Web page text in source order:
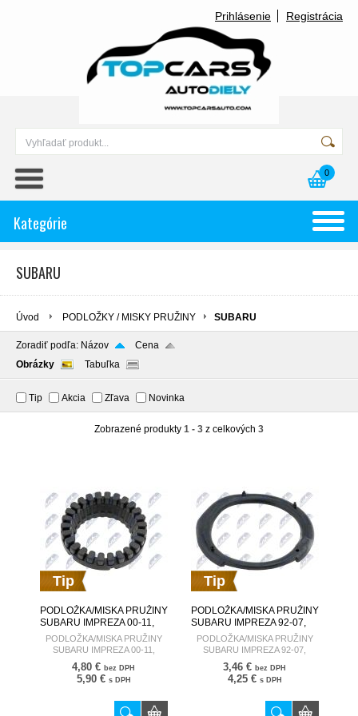
Prihlásenie Registrácia
0
Kategórie
SUBARU
Úvod PODLOŽKY / MISKY PRUŽINY SUBARU
Zoradiť podľa: Názov
Cena
Obrázky
Tabuľka
Tip Akcia Zľava Novinka
Zobrazené produkty 1 - 3 z celkových 3
Tip
PODLOŽKA/MISKA PRUŽINY
SUBARU IMPREZA 00-11,
LEGACY 98-09
/ZADNÉ/HORNÉ/ AD-SB-008
PODLOŽKA/MISKA PRUŽINY
SUBARU IMPREZA 00-11,
LEGACY 98-09
/ZADNÉ/HORNÉ/ AD-SB-008
AD-SB-008
4,80 € bez DPH
5,90 € s DPH
Tip
PODLOŽKA/MISKA PRUŽINY
SUBARU IMPREZA 92-07,
LEGACY 89-98
/ZADNÉ/DOLNÉ/ 20375-
PODLOŽKA/MISKA PRUŽINY
SUBARU IMPREZA 92-07,
LEGACY 89-98
/ZADNÉ/DOLNÉ/ 20375-AA021
AD-SB-009
3,46 € bez DPH
4,25 € s DPH